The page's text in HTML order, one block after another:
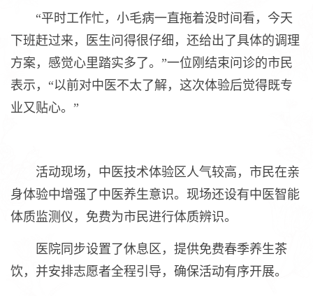
“平时工作忙，小毛病一直拖着没时间看，今天
下班赶过来，医生问得很仔细，还给出了具体的调理
方案，感觉心里踏实多了。”一位刚结束问诊的市民
表示，“以前对中医不太了解，这次体验后觉得既专
业又贴心。”
活动现场，中医技术体验区人气较高，市民在亲
身体验中增强了中医养生意识。现场还设有中医智能
体质监测仪，免费为市民进行体质辨识。
医院同步设置了休息区，提供免费春季养生茶
饮，并安排志愿者全程引导，确保活动有序开展。